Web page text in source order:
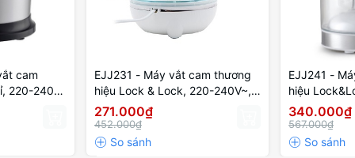
cam
220-240V,
đen
EJJ231 - Máy vắt cam thương
hiệu Lock & Lock, 220-240V~,
50/60Hz, 40W, 700ML, màu
trắng
271.000₫
452.000₫
EJJ241 -
hiệu
50/60Hz,
340.000₫
567.000₫